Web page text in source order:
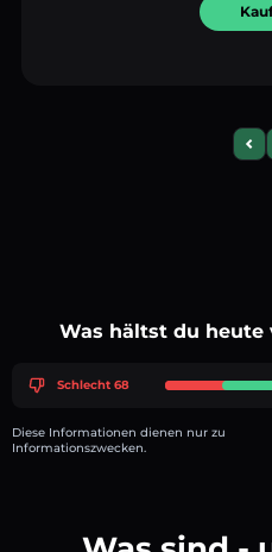
Was hältst du heute
Schlecht 68
Diese Informationen dienen nur zu
Informationszwecken.